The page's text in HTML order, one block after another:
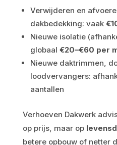
Verwijderen en
dakbedekking: vaak
Nieuwe isolatie
globaal €20–€60 per
Nieuwe daktrimmen,
loodvervangers:
aantallen
Verhoeven Dakwerk
op prijs, maar op
betere opbouw of netter